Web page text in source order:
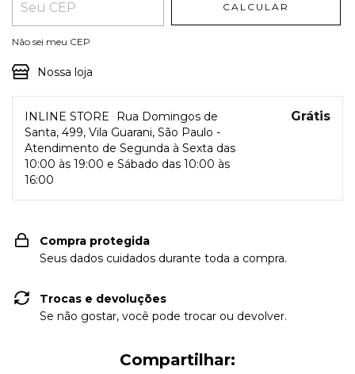
CALCULAR
Não sei meu CEP
Nossa loja
INLINE STORE
Rua Domingos de
Santa, 499, Vila Guarani, São Paulo -
Atendimento de Segunda à Sexta das
10:00 às 19:00 e Sábado das 10:00 às
16:00
Grátis
Compra protegida
Seus dados cuidados durante toda a compra.
Trocas e devoluções
Se não gostar, você pode trocar ou devolver.
Compartilhar: